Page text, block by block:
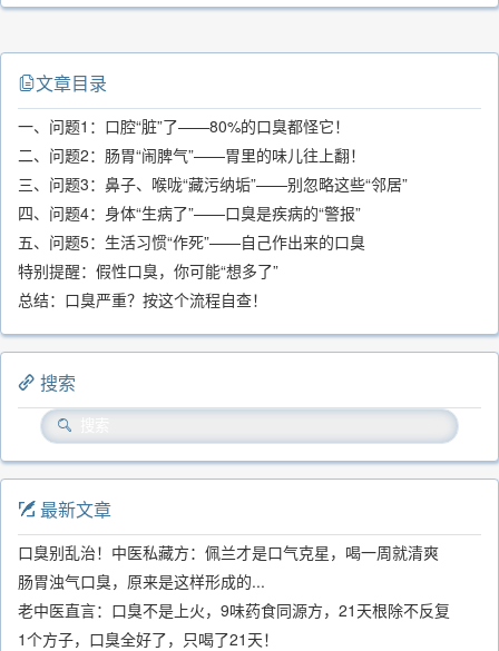
文章目录
一、问题1：口腔“脏”了——80%的口臭都怪它！
二、问题2：肠胃“闹脾气”——胃里的味儿往上翻！
三、问题3：鼻子、喉咙“藏污纳垢”——别忽略这些“邻居”
四、问题4：身体“生病了”——口臭是疾病的“警报”
五、问题5：生活习惯“作死”——自己作出来的口臭
特别提醒：假性口臭，你可能“想多了”
总结：口臭严重？按这个流程自查！
搜索
最新文章
口臭别乱治！中医私藏方：佩兰才是口气克星，喝一周就清爽
肠胃浊气口臭，原来是这样形成的...
老中医直言：口臭不是上火，9味药食同源方，21天根除不反复
1个方子，口臭全好了，只喝了21天！